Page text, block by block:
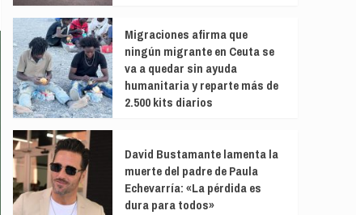
Migraciones afirma que
ningún migrante en Ceuta se
va a quedar sin ayuda
humanitaria y reparte más de
2.500 kits diarios
David Bustamante lamenta la
muerte del padre de Paula
Echevarría: «La pérdida es
dura para todos»